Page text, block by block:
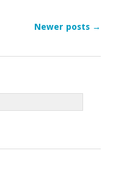
Newer posts →